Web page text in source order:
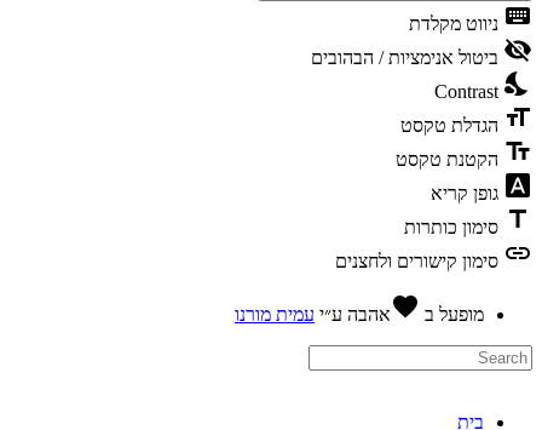
ניווט מקלדת
ביטול אנימציות / הבהובים
Contrast
הגדלת טקסט
הקטנת טקסט
גופן קריא
סימון כותרות
סימון קישורים ולחצנים
מופעל ב favoriteאהבהע״יעמית מורנו
בית